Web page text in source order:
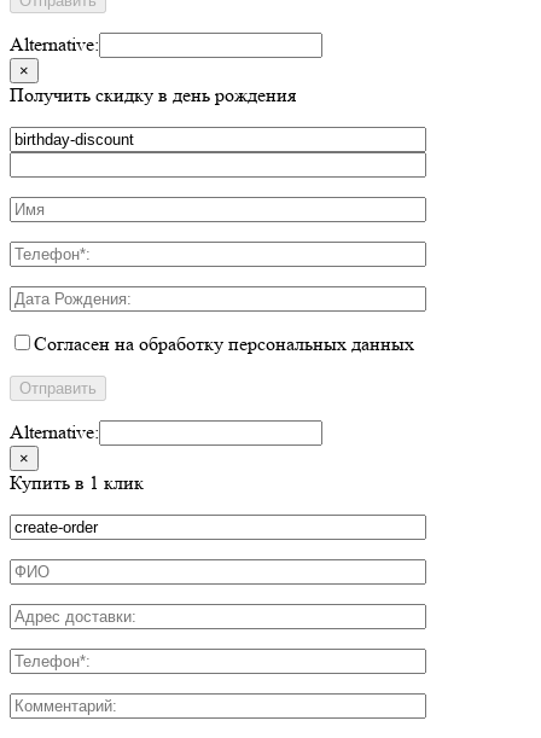
Alternative:
×
Получить скидку в день рождения
Согласен на обработку персональных данных
Alternative:
×
Купить в 1 клик